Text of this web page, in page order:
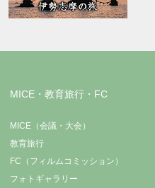
MICE・教育旅行・FC
MICE（会議・大会）
教育旅行
FC（フィルムコミッション）
フォトギャラリー